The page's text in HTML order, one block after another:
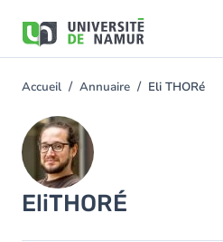
contenu
You
here
Accueil Annuaire Eli THORé
Image
EliTHORÉ